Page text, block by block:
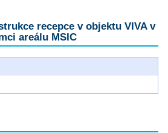
recepce v objektu VIVA v
areálu MSIC